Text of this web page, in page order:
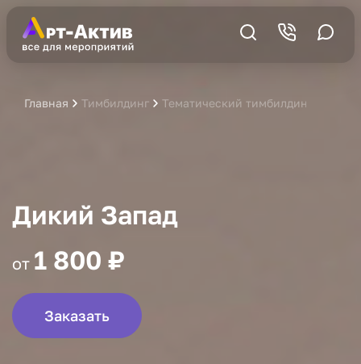
Главная Тимбилдинг Тематический тимбилдинг
Дикий Запад
от 1 800 ₽
Заказать